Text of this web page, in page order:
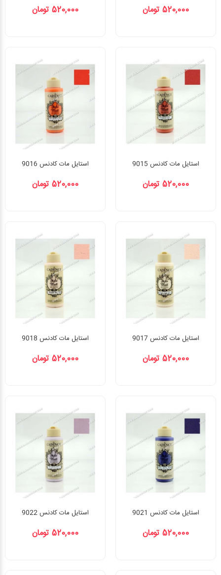
520,000 تومان 520,000 تومان
استایل مات کادنس 9015
520,000 تومان
استایل مات کادنس 9016
520,000 تومان
استایل مات کادنس 9017
520,000 تومان
استایل مات کادنس 9018
520,000 تومان
استایل مات کادنس 9021
520,000 تومان
استایل مات کادنس 9022
520,000 تومان